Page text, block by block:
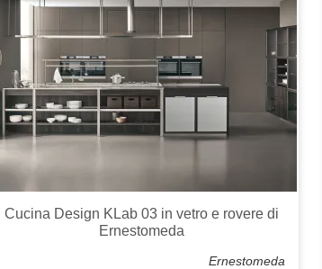
Cucina Design KLab 03 in vetro e rovere di
Ernestomeda
Ernestomeda